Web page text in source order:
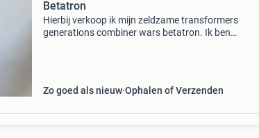
Betatron
Hierbij verkoop ik mijn zeldzame transformers
generations combiner wars betatron. Ik ben
Zo goed als nieuw Ophalen of Verzenden